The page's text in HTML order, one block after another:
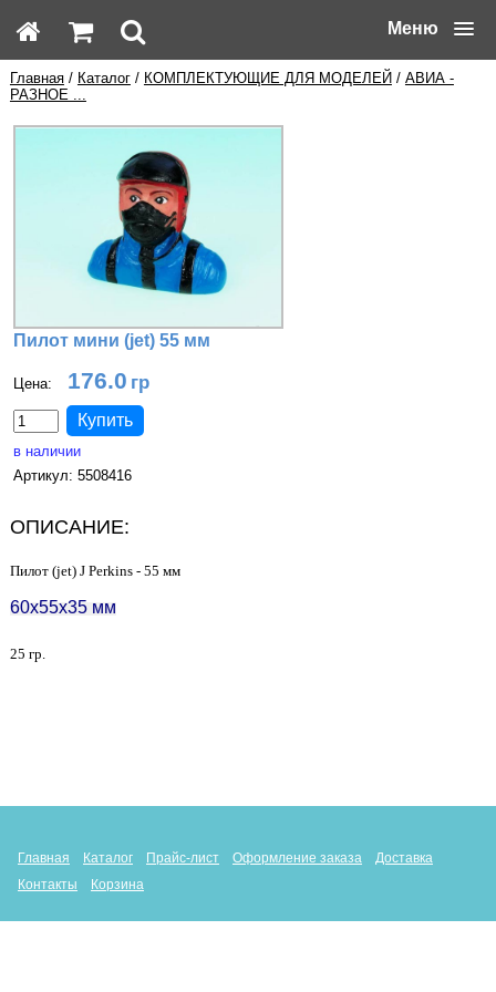
Меню
Главная/ Каталог/ КОМПЛЕКТУЮЩИЕ ДЛЯ МОДЕЛЕЙ / АВИА -
РАЗНОЕ ...
Пилот мини (jet) 55 мм
Цена: 176.0
в наличии
Артикул: 5508416
ОПИСАНИЕ:
Пилот (jet) J Perkins - 55 мм
60х55х35 мм
25 гр.
Главная Каталог Прайс-лист Оформление заказа
Доставка
Контакты
Корзина